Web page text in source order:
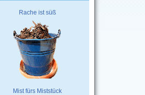
Rache ist süß
Mist fürs Miststück